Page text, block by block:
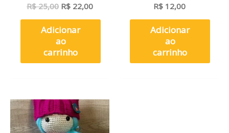
R$25,00 R$ 22,00
Adicionar
ao
carrinho
R$12,00
Adicionar
ao
carrinho